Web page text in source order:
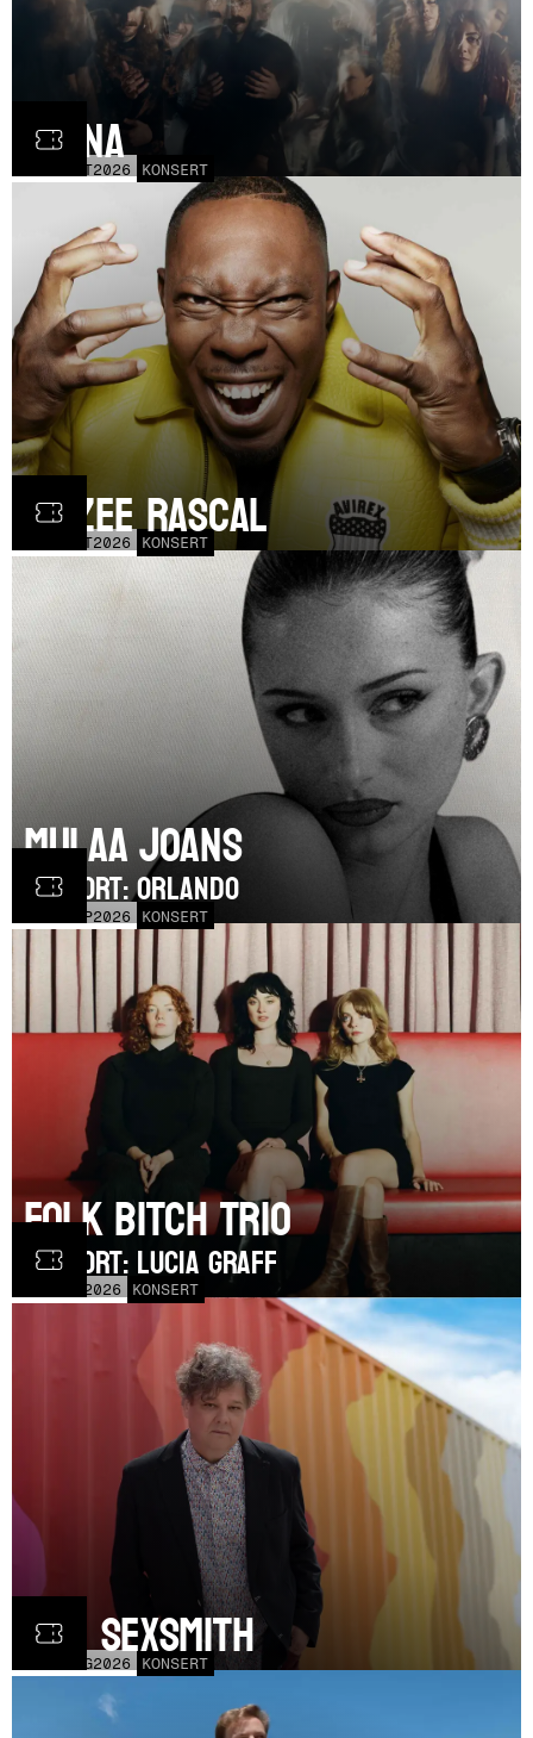
OCT2026 KONSERT
Fauna
OCT2026 KONSERT
Dizzee Rascal
SEP2026 KONSERT
Mulaa Joans
SUPPORT: Orlando
2026 KONSERT
Folk Bitch Trio
SUPPORT: Lucia Graff
AUG2026 KONSERT
Ron Sexsmith